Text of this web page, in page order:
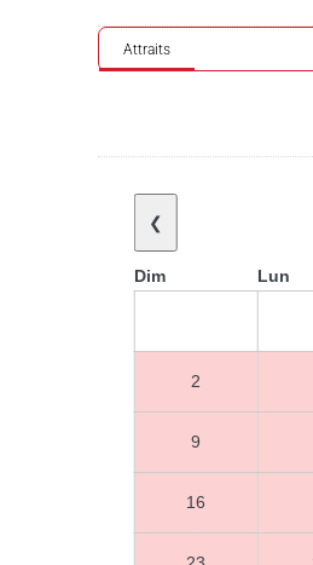
Attraits
❮
Dim Lun
2
9
16